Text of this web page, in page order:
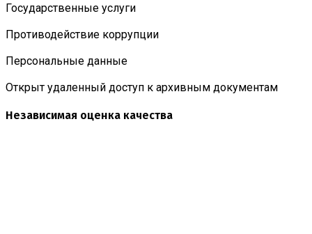
Государственные услуги
Противодействие коррупции
Персональные данные
Открыт удаленный доступ к архивным документам
Независимая оценка качества